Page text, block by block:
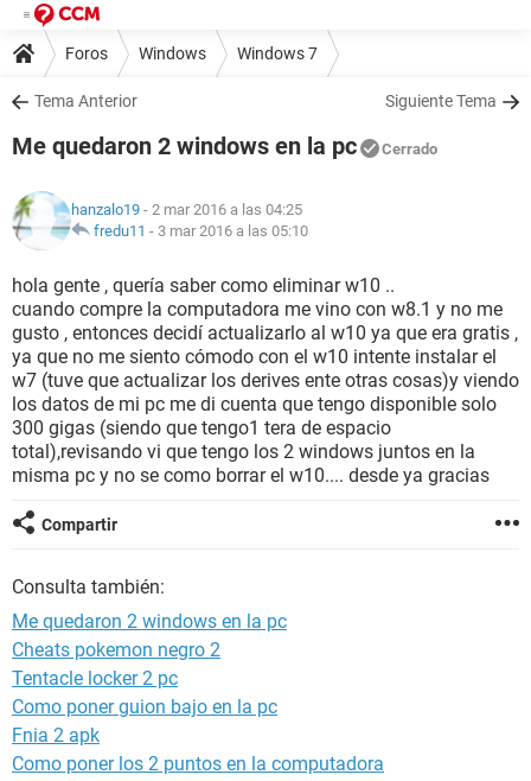
Foros Windows Windows 7
Tema Anterior Siguiente Tema
Me quedaron 2 windows en la pc Cerrado
hanzalo19 - 2 mar 2016 a las 04:25
fredu11 - 3 mar 2016 a las 05:10
hola gente , quería saber como eliminar w10 ..
cuando compre la computadora me vino con w8.1 y no me
gusto , entonces decidí actualizarlo al w10 ya que era gratis ,
ya que no me siento cómodo con el w10 intente instalar el
w7 (tuve que actualizar los derives ente otras cosas)y viendo
los datos de mi pc me di cuenta que tengo disponible solo
300 gigas (siendo que tengo1 tera de espacio
total),revisando vi que tengo los 2 windows juntos en la
misma pc y no se como borrar el w10.... desde ya gracias
Compartir
Consulta también:
Me quedaron 2 windows en la pc
Cheats pokemon negro 2
Tentacle locker 2 pc
Como poner guion bajo en la pc
Fnia 2 apk
Como poner los 2 puntos en la computadora